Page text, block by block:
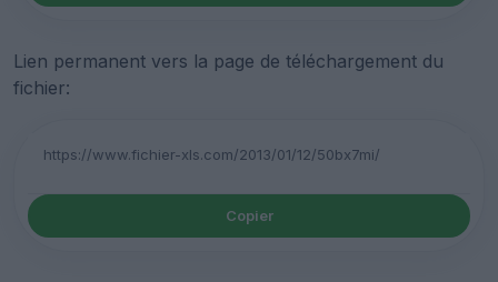
Lien permanent vers la page de téléchargement du
fichier:
Copier